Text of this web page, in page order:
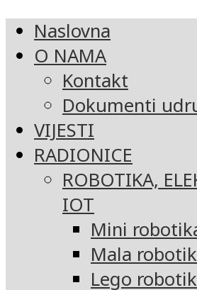
Naslovna
O NAMA
Kontakt
Dokumenti
VIJESTI
RADIONICE
ROBOTIKA,
IOT
Mini
Mala
Lego